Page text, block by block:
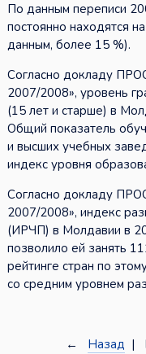
По данным переписи
постоянно находятся
данным, более 15 %).
Согласно докладу
2007/2008», уровень
(15 лет и старше) в
Общий показатель
и высших учебных
индекс уровня
Согласно докладу
2007/2008», индекс
(ИРЧП) в Молдавии в
позволило ей занять
рейтинге стран по
со средним уровнем
← Назад |